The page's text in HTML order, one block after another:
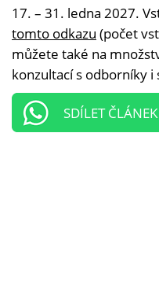
17. – 31. ledna 2027.
tomto odkazu (počet
můžete také na
konzultací s odborníky
SDÍLET ČLÁNEK